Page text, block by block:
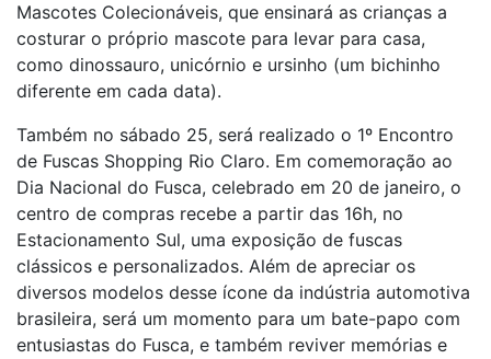
Mascotes Colecionáveis, que ensinará as crianças a
costurar o próprio mascote para levar para casa,
como dinossauro, unicórnio e ursinho (um bichinho
diferente em cada data).
Também no sábado 25, será realizado o 1º Encontro
de Fuscas Shopping Rio Claro. Em comemoração ao
Dia Nacional do Fusca, celebrado em 20 de janeiro, o
centro de compras recebe a partir das 16h, no
Estacionamento Sul, uma exposição de fuscas
clássicos e personalizados. Além de apreciar os
diversos modelos desse ícone da indústria automotiva
brasileira, será um momento para um bate-papo com
entusiastas do Fusca, e também reviver memórias e